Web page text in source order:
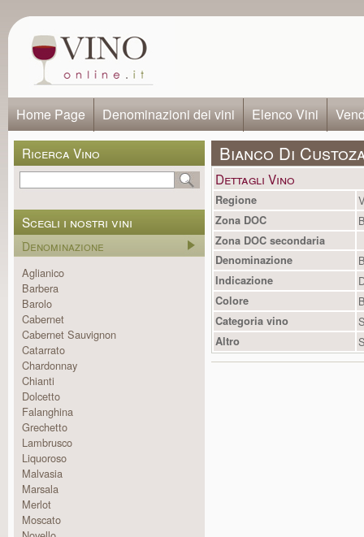
Home Page Denominazioni dei vini Elenco Vini
Ricerca Vino
Scegli i nostri vini
Denominazione
Aglianico
Barbera
Barolo
Cabernet
Cabernet Sauvignon
Catarrato
Chardonnay
Chianti
Dolcetto
Falanghina
Grechetto
Lambrusco
Liquoroso
Malvasia
Marsala
Merlot
Moscato
Bianco Di
Dettagli Vino
Regione
Zona DOC
Zona DOC secondaria
Denominazione
Indicazione
Colore
Categoria vino
Altro